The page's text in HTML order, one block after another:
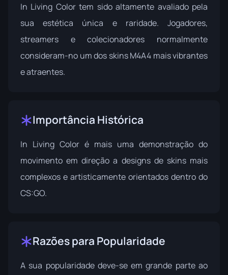
In Living Color tem sido altamente avaliado pela
sua estética única e raridade. Jogadores,
streamers e colecionadores normalmente
consideram-no um dos skins M4A4 mais vibrantes
e atraentes.
Importância Histórica
In Living Color é mais uma demonstração do
movimento em direção a designs de skins mais
complexos e artisticamente orientados dentro do
CS:GO.
Razões para Popularidade
A sua popularidade deve-se em grande parte ao